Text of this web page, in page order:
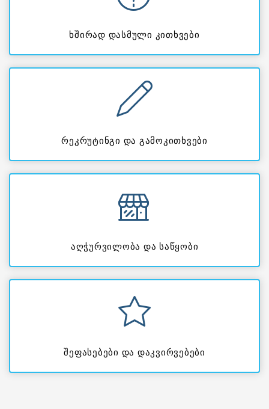
ხშირად დასმული კითხვები
რეკრუტინგი და გამოკითხვები
აღჭურვილობა და საწყობი
შეფასებები და დაკვირვებები